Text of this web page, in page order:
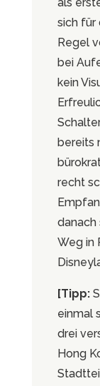
sich für
Regel
bei
kein
bereits
recht
danach
Weg in
[Tipp:
einmal
drei
Hong